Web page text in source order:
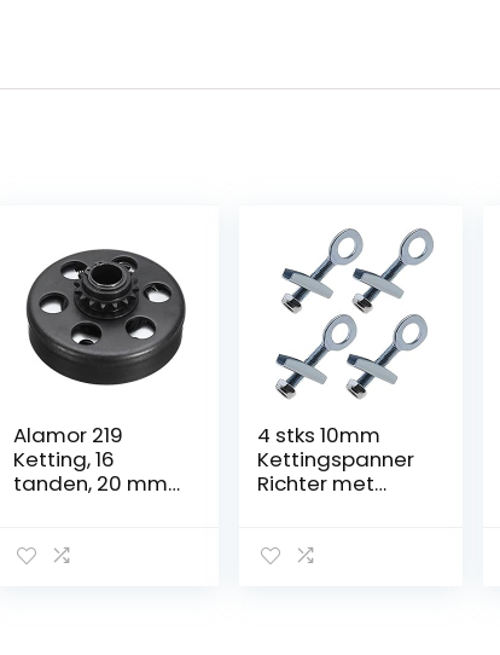
Alamor 219
Ketting, 16
tanden, 20 mm
koppeling voor
4 stks 10mm
Kettingspanner
Richter met
Zilver voor Mini